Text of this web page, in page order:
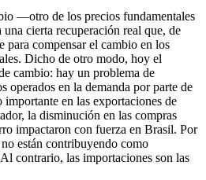
—otro de los precios fundamentales
cierta recuperación real que, de
para compensar el cambio en los
Dicho de otro modo, hoy el
cambio: hay un problema de
operados en la demanda por parte de
en las exportaciones de
la disminución en las compras
impactaron con fuerza en Brasil. Por
están contribuyendo como
contrario, las importaciones son las